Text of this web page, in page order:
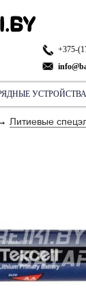
+375-
УСТРОЙСТВА
Литиевые